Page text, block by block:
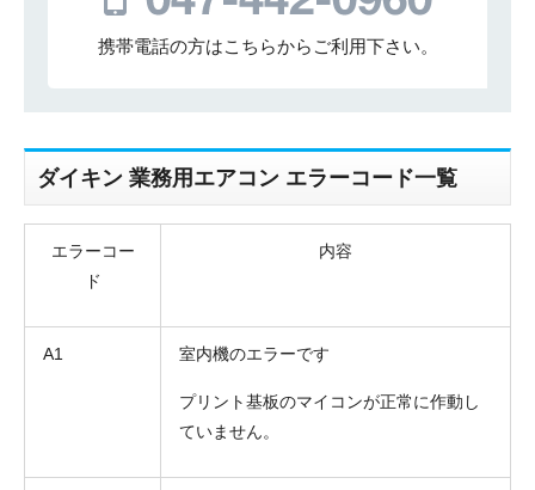
携帯電話の方はこちらからご利用下さい。
ダイキン 業務用エアコン エラーコード一覧
エラーコー
ド
内容
A1 室内機のエラーです
プリント基板のマイコンが正常に作動し
ていません。